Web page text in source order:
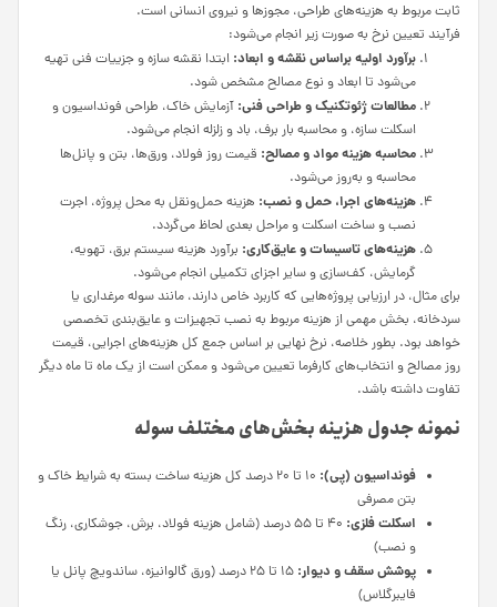
ثابت مربوط به هزینه‌های طراحی، مجوزها و نیروی انسانی است.
فرآیند تعیین نرخ به صورت زیر انجام می‌شود:
برآورد اولیه براساس نقشه و ابعاد: ابتدا نقشه سازه و جزییات فنی تهیه
می‌شود تا ابعاد و نوع مصالح مشخص شود.
مطالعات ژئوتکنیک و طراحی فنی: آزمایش خاک، طراحی فونداسیون و
اسکلت سازه، و محاسبه بار برف، باد و زلزله انجام می‌شود.
محاسبه هزینه مواد و مصالح: قیمت روز فولاد، ورق‌ها، بتن و پانل‌ها
محاسبه و به‌روز می‌شود.
هزینه‌های اجرا، حمل و نصب: هزینه حمل‌ونقل به محل پروژه، اجرت
نصب و ساخت اسکلت و مراحل بعدی لحاظ می‌گردد.
هزینه‌های تاسیسات و عایق‌کاری: برآورد هزینه سیستم برق، تهویه،
گرمایش، کف‌سازی و سایر اجزای تکمیلی انجام می‌شود.
برای مثال، در ارزیابی پروژه‌هایی که کاربرد خاص دارند، مانند سوله مرغداری یا
سردخانه، بخش مهمی از هزینه مربوط به نصب تجهیزات و عایق‌بندی تخصصی
خواهد بود. بطور خلاصه، نرخ نهایی بر اساس جمع کل هزینه‌های اجرایی، قیمت
روز مصالح و انتخاب‌های کارفرما تعیین می‌شود و ممکن است از یک ماه تا ماه دیگر
تفاوت داشته باشد.
نمونه جدول هزینه بخش‌های مختلف سوله
فونداسیون (پی):
۱۰ تا ۲۰ درصد کل هزینه ساخت بسته به شرایط خاک و
بتن مصرفی
اسکلت فلزی:
۴۰ تا ۵۵ درصد (شامل هزینه فولاد، برش، جوشکاری، رنگ
و نصب)
پوشش سقف و دیوار:
۱۵ تا ۲۵ درصد (ورق گالوانیزه، ساندویچ پانل یا
فایبرگلاس)